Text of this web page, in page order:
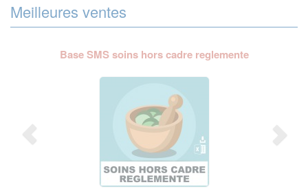
Meilleures ventes
Base SMS soins hors cadre reglemente